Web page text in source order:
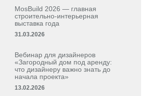
MosBuild 2026 — главная
строительно-интерьерная
выставка года
31.03.2026
Вебинар для дизайнеров
«Загородный дом под аренду:
что дизайнеру важно знать до
начала проекта»
13.02.2026